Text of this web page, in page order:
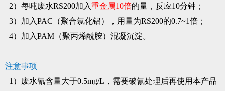
2）每吨废水RS200加入重金属10倍的量，反应10分钟；
3）加入PAC（聚合氯化铝），用量为RS200的0.7~1倍；
4）加入PAM（聚丙烯酰胺）混凝沉淀。
注意事项
1）废水氰含量大于0.5mg/L，需要破氰处理后再使用本产品